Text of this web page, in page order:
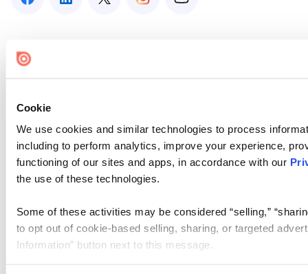
Cookie
We use cookies and similar technologies to process
including to perform analytics, improve your experience,
functioning of our sites and apps, in accordance with our
the use of these technologies.
Some of these activities may be considered “selling,”
to opt out of cookie-based selling, sharing, or targeted
Information” button next to this message.